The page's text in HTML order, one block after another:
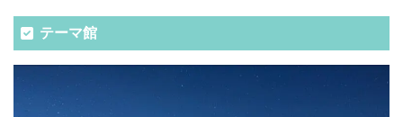
テーマ館